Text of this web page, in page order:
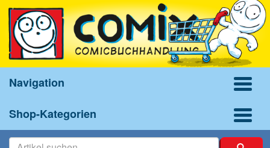
Navigation
Shop-Kategorien